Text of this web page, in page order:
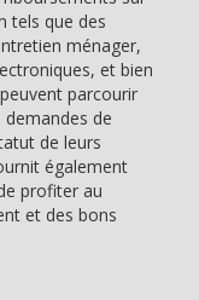
tels que des
ménager,
et bien
parcourir
de
de leurs
également
profiter au
et des bons